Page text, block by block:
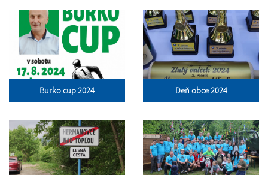
Burko cup 2024 Deň obce 2024